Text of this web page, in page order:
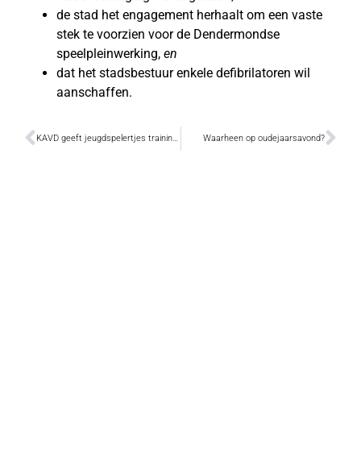
de stad het engagement herhaalt om een vaste
stek te voorzien voor de Dendermondse
speelpleinwerking, en
dat het stadsbestuur enkele defibrilatoren wil
aanschaffen.
KAVD geeft jeugdspelertjes training op maat Waarheen op oudejaarsavond?